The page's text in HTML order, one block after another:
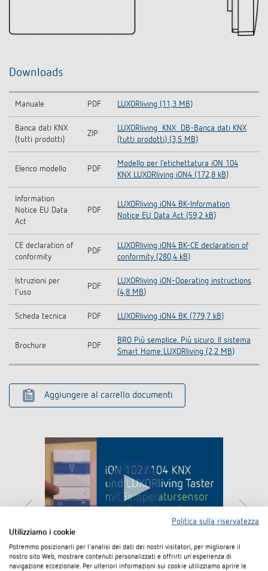
Downloads
Manuale PDF LUXORliving (11,3 MB)
Banca dati KNX
(tutti prodotti)
ZIP
LUXORliving_KNX_DB-Banca dati KNX
(tutti prodotti) (3,5 MB)
Elenco modello PDF
Modello per l‘etichettatura iON 104
KNX LUXORliving iON4 (172,8 kB)
Information
Notice EU Data
Act
PDF
LUXORliving iON4 BK-Information
Notice EU Data Act (59,2 kB)
CE declaration of
conformity
PDF
LUXORliving iON4 BK-CE declaration of
conformity (280,4 kB)
Istruzioni per
l'uso
PDF
LUXORliving iON-Operating instructions
(4,8 MB)
Scheda tecnica PDF LUXORliving iON4 BK (779,7 kB)
Brochure PDF
BRO Più semplice. Più sicuro. Il sistema
Smart Home LUXORliving (2,2 MB)
Aggiungere al carrello documenti
Personal data can thus be transferred to third party
platforms. For more information, please see our privacy policy.
Politica sulla riservatezza
Utilizziamo i cookie
Potremmo posizionarli per l'analisi dei dati dei nostri visitatori, per migliorare il
nostro sito Web, mostrare contenuti personalizzati e offrirti un'esperienza di
navigazione eccezionale. Per ulteriori informazioni sui cookie utilizziamo aprire le